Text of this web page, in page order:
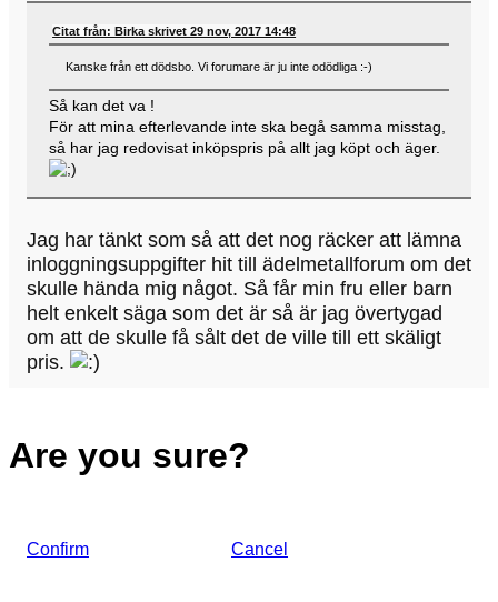
Citat från: Birka skrivet 29 nov, 2017 14:48
Kanske från ett dödsbo. Vi forumare är ju inte odödliga :-)
Så kan det va !
För att mina efterlevande inte ska begå samma misstag,
så har jag redovisat inköpspris på allt jag köpt och äger.
Jag har tänkt som så att det nog räcker att lämna
inloggningsuppgifter hit till ädelmetallforum om det
skulle hända mig något. Så får min fru eller barn
helt enkelt säga som det är så är jag övertygad
om att de skulle få sålt det de ville till ett skäligt
pris.
Are you sure?
Confirm Cancel